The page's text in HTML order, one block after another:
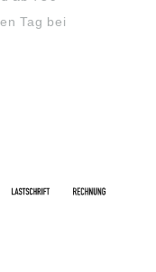
Tag bei